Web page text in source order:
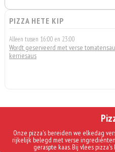
PIZZA HETE KIP
Alleen tussen 16:00 en 23:00
Wordt geserveerd met verse
kerriesaus
Onze pizza's bereiden we elkedag
rijkelijk belegd met verse
geraspte kaas. Bij vlees